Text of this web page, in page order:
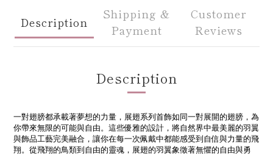
Description
Shipping &
Payment
Customer
Reviews
Description
一對翅膀都承載著夢想的力量，展翅系列首飾如同一對展開的翅膀，為
你帶來無限的可能與自由。這些優雅的設計，將自然界中最美麗的羽翼
與飾品工藝完美融合，讓你在每一次佩戴中都能感受到自信與力量的飛
翔。從飛翔的鳥類到自由的靈魂，展翅的羽翼象徵著無懼的自由與勇